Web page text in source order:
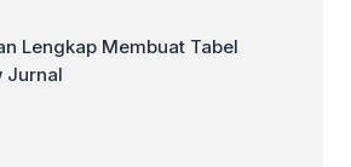
Lengkap Membuat Tabel
Jurnal